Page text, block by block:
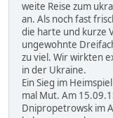
weite Reise zum
an. Als noch fast
die harte und kurze
ungewohnte
zu viel. Wir wirkten
in der Ukraine.
Ein Sieg im
mal Mut. Am
Dnipropetrowsk im